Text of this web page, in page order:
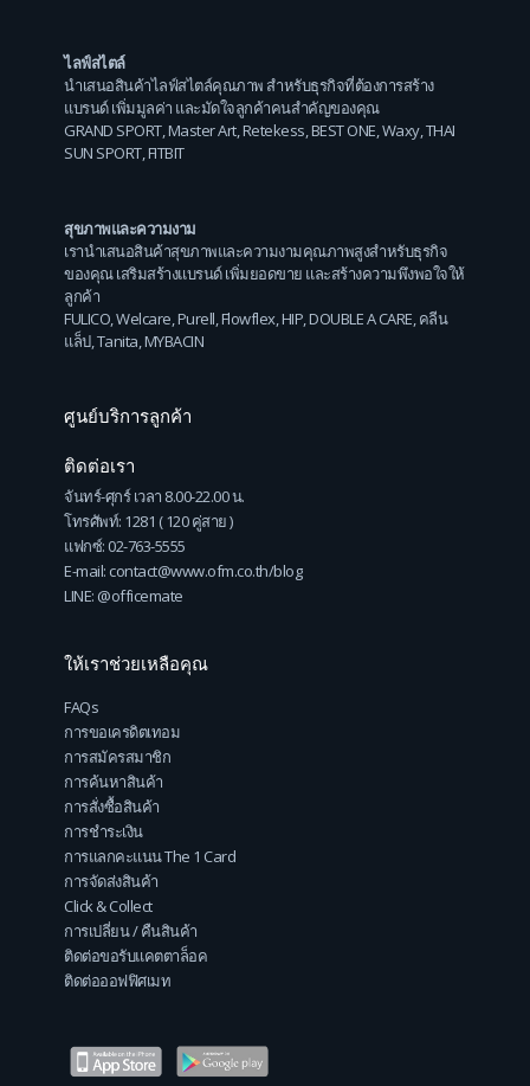
ไลฟ์สไตล์
นำเสนอสินค้าไลฟ์สไตล์คุณภาพ สำหรับธุรกิจที่ต้องการสร้าง
แบรนด์ เพิ่มมูลค่า และมัดใจลูกค้าคนสำคัญของคุณ
GRAND SPORT,Master Art,Retekess,BEST ONE,Waxy,THAI
SUN SPORT,FITBIT
สุขภาพและความงาม
เรานำเสนอสินค้าสุขภาพและความงามคุณภาพสูงสำหรับธุรกิจ
ของคุณ เสริมสร้างแบรนด์ เพิ่มยอดขาย และสร้างความพึงพอใจให้
ลูกค้า
FULICO,Welcare,Purell,Flowflex,HIP,DOUBLE A CARE,คลีน
แล็ป,Tanita,MYBACIN
ศูนย์บริการลูกค้า
ติดต่อเรา
จันทร์-ศุกร์ เวลา 8.00-22.00 น.
โทรศัพท์: 1281 ( 120 คู่สาย )
แฟกซ์: 02-763-5555
E-mail: contact@www.ofm.co.th/blog
LINE: @officemate
ให้เราช่วยเหลือคุณ
FAQs
การขอเครดิตเทอม
การสมัครสมาชิก
การค้นหาสินค้า
การสั่งซื้อสินค้า
การชำระเงิน
การแลกคะแนน The 1 Card
การจัดส่งสินค้า
Click & Collect
การเปลี่ยน / คืนสินค้า
ติดต่อขอรับแคตตาล็อค
ติดต่อออฟฟิศเมท